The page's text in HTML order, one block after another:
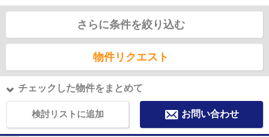
さらに条件を絞り込む
物件リクエスト
チェックした物件をまとめて
検討リストに追加 お問い合わせ